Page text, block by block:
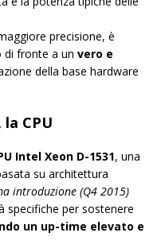
precisione, è
di fronte a un vero e
della base hardware
la CPU
Intel Xeon D-1531, una
su architettura
introduzione (Q4 2015)
specifiche per sostenere
un up-time elevato e